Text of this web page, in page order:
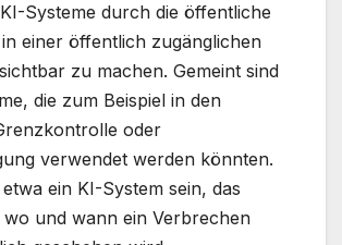
Systeme durch die öffentliche
einer öffentlich zugänglichen
zu machen. Gemeint sind
die zum Beispiel in den
oder
verwendet werden könnten.
ein KI-System sein, das
und wann ein Verbrechen